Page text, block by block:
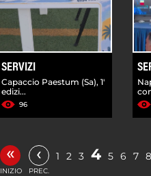
SERVIZI
Capaccio Paestum (Sa), 1'
edizi...
96
«
INIZIO
‹
PREC.
1 2 3 4 5 6 7 8